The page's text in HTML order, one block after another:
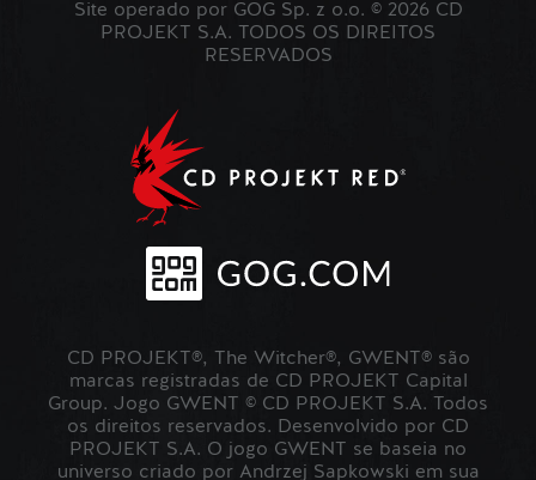
Site operado por GOG Sp. z o.o. © 2026 CD
PROJEKT S.A. TODOS OS DIREITOS
RESERVADOS
CD PROJEKT®, The Witcher®, GWENT® são
marcas registradas de CD PROJEKT Capital
Group. Jogo GWENT © CD PROJEKT S.A. Todos
os direitos reservados. Desenvolvido por CD
PROJEKT S.A. O jogo GWENT se baseia no
universo criado por Andrzej Sapkowski em sua